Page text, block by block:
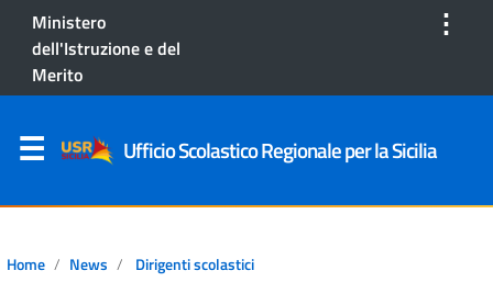
Ministero
dell'Istruzione e del
Merito
⋮
Ufficio Scolastico Regionale per la Sicilia
Home News Dirigenti scolastici